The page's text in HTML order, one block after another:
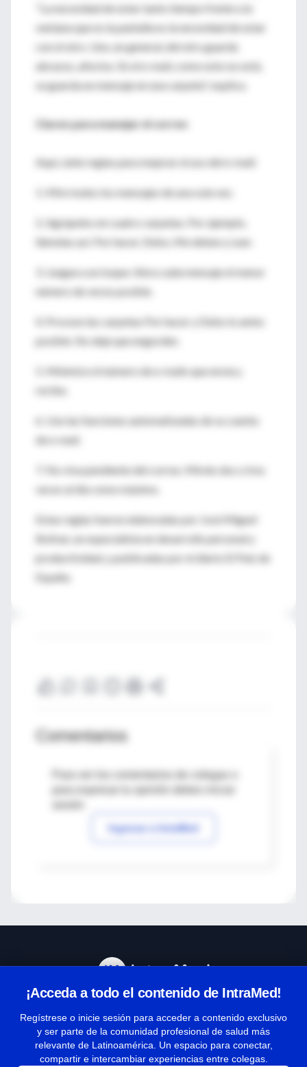
"La necesidad de estar tanto tiempo frente a la
ventana que es la pantalla es la necesidad de estar
con el otro. Uno, en general, del otro guarda
abrazos, afectos. En el e-mail, como esto no está,
se guarda un mensaje en una carpeta", explica.
Claves para manejar el correo
Aquí, siete reglas para mejorar el uso del e-mail:
1. Mire todos los mensajes de una sola vez.
2. Agrúpelos en cuatro carpetas. Por ejemplo,
llámelas así: Por hacer, Debo, Me deben y Leer.
3. Juegue a un toque: Abra cada mensaje el menor
número de veces posible.
4. Procese las carpetas Por hacer y Debo lo antes
posible. No deje que engorden.
5. Minimice el número de e-mails que envía y
recibe.
6. Use las funciones automatizadas de su cuenta
de e-mail.
7. No viva pendiente del correo. Mírelo dos o tres
veces al día como máximo.
Estas reglas fueron elaboradas por José Miguel
Bolívar, un especialista en desarrollo personal y
productividad, y publicadas por el diario El País de
España.
Comentarios
Para ver los comentarios de colegas o
Ingresar a IntraMed
¡Acceda a todo el contenido de IntraMed!
Regístrese o inicie sesión para acceder a contenido exclusivo
y ser parte de la comunidad profesional de salud más
relevante de Latinoamérica. Un espacio para conectar,
compartir e intercambiar experiencias entre colegas.
Términos y condiciones